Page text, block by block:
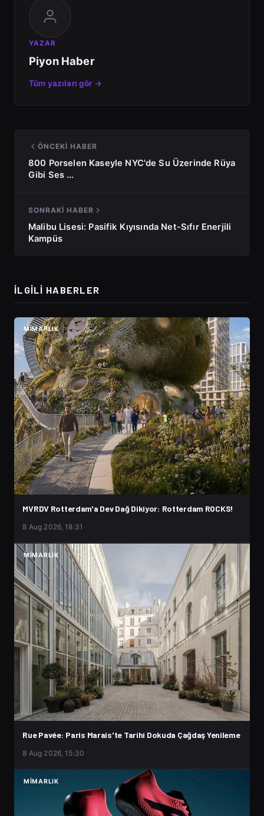
YAZAR
Piyon Haber
Tüm yazıları gör →
ÖNCEKI HABER
800 Porselen Kaseyle NYC'de Su Üzerinde Rüya
Gibi Ses …
SONRAKI HABER
Malibu Lisesi: Pasifik Kıyısında Net-Sıfır Enerjili
Kampüs
İLGILI HABERLER
MIMARLIK
MVRDV Rotterdam'a Dev Dağ Dikiyor: Rotterdam ROCKS!
8 Aug 2026, 18:31
MIMARLIK
Rue Pavée: Paris Marais'te Tarihi Dokuda Çağdaş Yenileme
8 Aug 2026, 15:30
MIMARLIK